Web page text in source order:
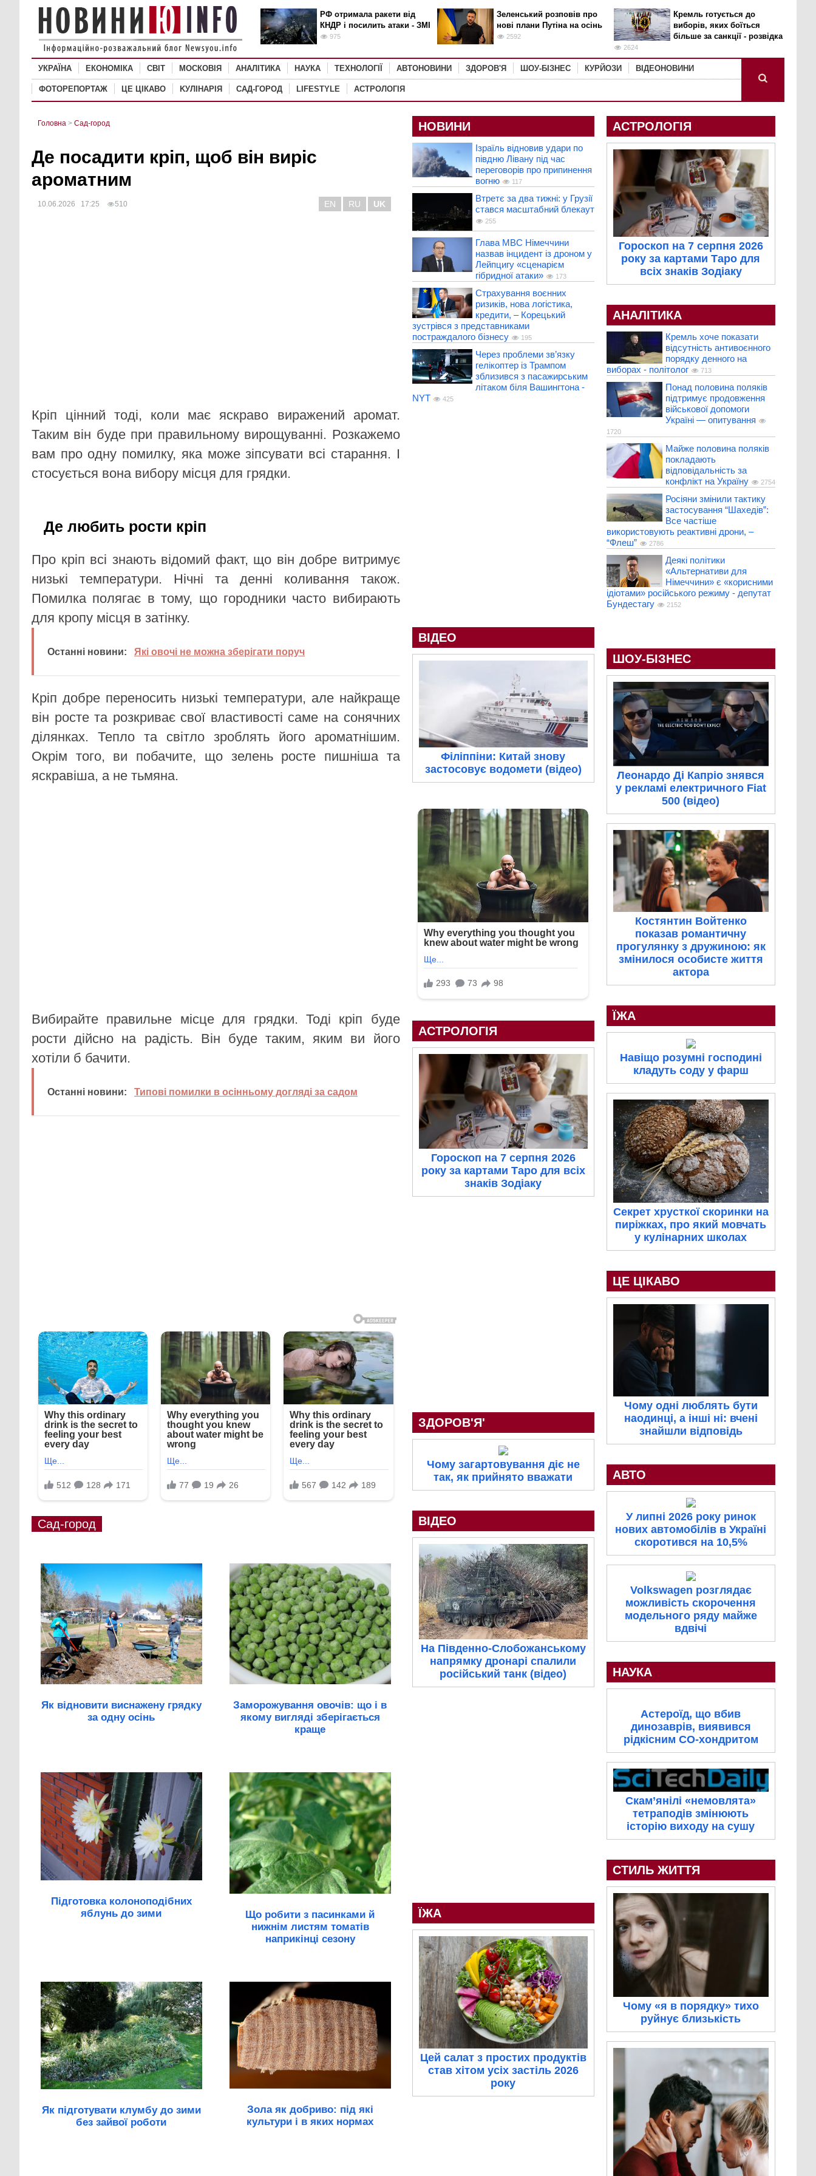
РФ отримала ракети від
КНДР і посилить атаки - ЗМІ
975
Зеленський розповів про
нові плани Путіна на осінь
2592
Кремль готується до
виборів, яких боїться
більше за санкції - розвідка
2624
УКРАЇНА ЕКОНОМІКА СВІТ MОСКОВІЯ АНАЛІТИКА НАУКА ТЕХНОЛОГІЇ АВТОНОВИНИ ЗДОРОВ'Я ШОУ-БІЗНЕС КУРЙОЗИ ВІДЕОНОВИНИ
ФОТОРЕПОРТАЖ ЦЕ ЦІКАВО KУЛІНАРІЯ САД-ГОРОД LIFESTYLE АСТРОЛОГІЯ
Головна > Сад-город
Де посадити кріп, щоб він виріс
ароматним
10.06.2026 17:25 510 EN RU UK
Кріп цінний тоді, коли має яскраво виражений аромат.
Таким він буде при правильному вирощуванні. Розкажемо
вам про одну помилку, яка може зіпсувати всі старання. І
стосується вона вибору місця для грядки.
Де любить рости кріп
Про кріп всі знають відомий факт, що він добре витримує
низькі температури. Нічні та денні коливання також.
Помилка полягає в тому, що городники часто вибирають
для кропу місця в затінку.
Останні новини: Які овочі не можна зберігати поруч
Кріп добре переносить низькі температури, але найкраще
він росте та розкриває свої властивості саме на сонячних
ділянках. Тепло та світло зроблять його ароматнішим.
Окрім того, ви побачите, що зелень росте пишніша та
яскравіша, а не тьмяна.
Вибирайте правильне місце для грядки. Тоді кріп буде
рости дійсно на радість. Він буде таким, яким ви його
хотіли б бачити.
Останні новини: Типові помилки в осінньому догляді за садом
Сад-город
Як відновити виснажену грядку
за одну осінь
Заморожування овочів: що і в
якому вигляді зберігається
краще
Підготовка колоноподібних
яблунь до зими
Що робити з пасинками й
нижнім листям томатів
наприкінці сезону
Як підготувати клумбу до зими
без зайвої роботи
Зола як добриво: під які
культури і в яких нормах
НОВИНИ
Ізраїль відновив удари по
півдню Лівану під час
переговорів про припинення
вогню
117
Втретє за два тижні: у Грузії
стався масштабний блекаут
255
Глава МВС Німеччини
назвав інцидент із дроном у
Лейпцигу «сценарієм
гібридної атаки»
173
Страхування воєнних
ризиків, нова логістика,
кредити, – Корецький
зустрівся з представниками
постраждалого бізнесу
195
Через проблеми зв’язку
гелікоптер із Трампом
зблизився з пасажирським
літаком біля Вашингтона -
NYT
425
ВІДЕО
Філіппіни: Китай знову
застосовує водомети (відео)
АСТРОЛОГІЯ
Гороскоп на 7 серпня 2026
року за картами Таро для всіх
знаків Зодіаку
ЗДОРОВ'Я'
Чому загартовування діє не
так, як прийнято вважати
ВІДЕО
На Південно-Слобожанському
напрямку дронарі спалили
російський танк (відео)
ЇЖА
Цей салат з простих продуктів
став хітом усіх застіль 2026
року
АСТРОЛОГІЯ
Гороскоп на 7 серпня 2026
року за картами Таро для
всіх знаків Зодіаку
АНАЛІТИКА
Кремль хоче показати
відсутність антивоєнного
порядку денного на
виборах - політолог
713
Понад половина поляків
підтримує продовження
військової допомоги
Україні — опитування
1720
Майже половина поляків
покладають
відповідальність за
конфлікт на Україну
2754
Росіяни змінили тактику
застосування “Шахедів”:
Все частіше
використовують реактивні дрони, –
“Флеш”
2786
Деякі політики
«Альтернативи для
Німеччини» є «корисними
ідіотами» російського режиму - депутат
Бундестагу
2152
ШОУ-БІЗНЕС
Леонардо Ді Капріо знявся
у рекламі електричного Fiat
500 (відео)
Костянтин Войтенко
показав романтичну
прогулянку з дружиною: як
змінилося особисте життя
актора
ЇЖА
Навіщо розумні господині
кладуть соду у фарш
Секрет хрусткої скоринки на
пиріжках, про який мовчать
у кулінарних школах
ЦЕ ЦІКАВО
Чому одні люблять бути
наодинці, а інші ні: вчені
знайшли відповідь
АВТО
У липні 2026 року ринок
нових автомобілів в Україні
скоротився на 10,5%
Volkswagen розглядає
можливість скорочення
модельного ряду майже
вдвічі
НАУКА
Астероїд, що вбив
динозаврів, виявився
рідкісним CO-хондритом
Скам’янілі «немовлята»
тетраподів змінюють
історію виходу на сушу
СТИЛЬ ЖИТТЯ
Чому «я в порядку» тихо
руйнує близькість